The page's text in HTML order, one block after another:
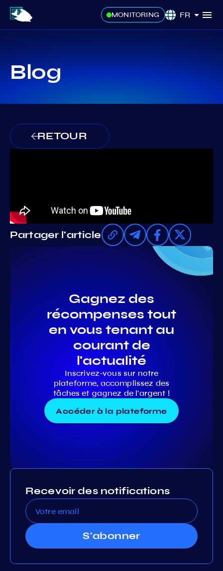
MONITORING FR
Blog
RETOUR
Partager l'article
Gagnez des
récompenses tout
en vous tenant au
courant de
l'actualité
Inscrivez-vous sur notre
plateforme, accomplissez des
tâches et gagnez de l'argent !
Accéder à la plateforme
Recevoir des notifications
S'abonner